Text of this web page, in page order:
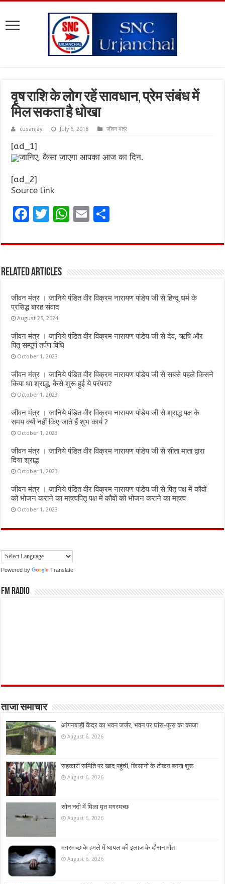
वृष राशि के लोग रहें सावधान, प्रेम संबंध में
मिल सकता है धोखा
cusanjay July 6, 2018 जीवन मंत्र
[ad_1]
जानिए, कैसा जाएगा आपका आज का दिन.
[ad_2]
Source link
F
ce
o
o
k
T
it
r
W
at
A
p
E
ai ar
Related Articles
जीवन मंत्र । जानिये पंडित वीर विक्रम नारायण पांडेय जी से हिन्दू धर्म के
प्रसिद्ध बारह संवाद
August 25, 2024
जीवन मंत्र । जानिये पंडित वीर विक्रम नारायण पांडेय जी से देव, ऋषि और
पितृ सम्पूर्ण तर्पण विधि
October 1, 2023
जीवन मंत्र । जानिये पंडित वीर विक्रम नारायण पांडेय जी से सबसे पहले किसने
किया था श्राद्ध, कैसे शुरू हुई ये परंपरा?
October 1, 2023
जीवन मंत्र । जानिये पंडित वीर विक्रम नारायण पांडेय जी से श्राद्ध पक्ष के
समय क्यों नहीं किए जाते हैं शुभ कार्य ?
October 1, 2023
जीवन मंत्र । जानिये पंडित वीर विक्रम नारायण पांडेय जी से सीता माता द्वारा
दिया श्राद्ध
October 1, 2023
जीवन मंत्र । जानिये पंडित वीर विक्रम नारायण पांडेय जी से पितृ पक्ष में कौवों
को भोजन कराने का महत्वपितृ पक्ष में कौवों को भोजन कराने का महत्व
October 1, 2023
Powered by Translate
FM Radio
ताजा समाचार
आंगनबाड़ी केंद्र का भवन जर्जर, भवन पर घांस-फूस का कब्जा
August 6, 2026
सहकारी समिति पर खाद पहुंची, किसानों के टोकन बनना शुरू
August 6, 2026
सोन नदी में मिला मृत मगरमच्छ
August 6, 2026
मगरमच्छ के हमले में घायल की इलाज के दौरान मौत
August 6, 2026